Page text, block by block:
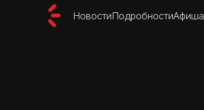
НовостиПодробностиАфиша